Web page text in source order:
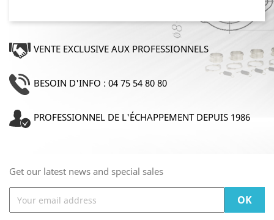
VENTE EXCLUSIVE AUX PROFESSIONNELS
BESOIN D'INFO : 04 75 54 80 80
PROFESSIONNEL DE L'ÉCHAPPEMENT DEPUIS 1986
Get our latest news and special sales